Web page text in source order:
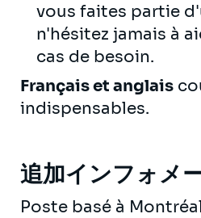
vous faites partie
n'hésitez jamais à
cas de besoin.
Français et anglais
indispensables.
追加インフォメ
Poste basé à